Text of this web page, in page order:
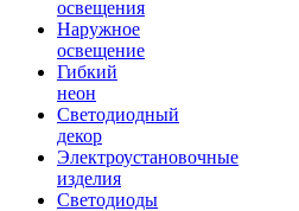
освещения
Наружное
освещение
Гибкий
неон
Светодиодный
декор
Электроустановочные
изделия
Светодиоды